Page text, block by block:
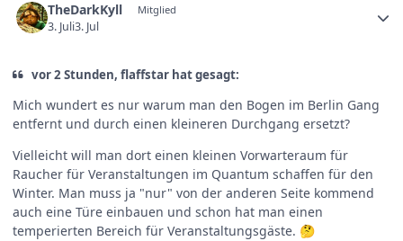
TheDarkKyll Mitglied
3. Juli3. Jul
vor 2 Stunden, flaffstar hat gesagt:
Mich wundert es nur warum man den Bogen im Berlin Gang
entfernt und durch einen kleineren Durchgang ersetzt?
Vielleicht will man dort einen kleinen Vorwarteraum für
Raucher für Veranstaltungen im Quantum schaffen für den
Winter. Man muss ja "nur" von der anderen Seite kommend
auch eine Türe einbauen und schon hat man einen
temperierten Bereich für Veranstaltungsgäste. 🤔